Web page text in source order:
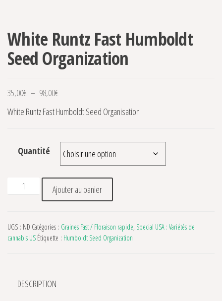
White Runtz Fast Humboldt
Seed Organization
35,00€ – 98,00€
White Runtz Fast Humboldt Seed Organisation
Quantité
quantité de White Runtz Fast Humboldt Seed Organization
Ajouter au panier
UGS : ND Catégories : Graines Fast / Floraison rapide, Special USA : Variétés de
cannabis US Étiquette : Humboldt Seed Organization
DESCRIPTION